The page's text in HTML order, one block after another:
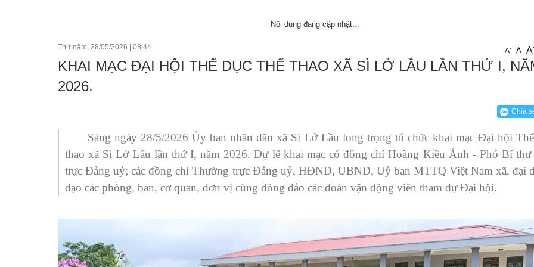
Ủy ban kiểm tra Đảng ủy
Người tốt , việc tốt
Hoạt động của Đảng ủy xã
Chuyển đổi số và bình dân học vụ số
Người tốt - việc tốt
Hoạt động của lãnh đạo
Cải cách hành chính
HĐND xã
Lịch tiếp công dân
Đất Đai
Giấy mời
Nội dung đang cập nhật...
Thứ năm, 28/05/2026 | 08:44 A- A A
KHAI MẠC ĐẠI HỘI THỂ DỤC THỂ THAO XÃ SÌ LỞ LẦU LẦN THỨ I,
2026.
Chia
Sáng ngày 28/5/2026 Ủy ban nhân dân xã Sì Lở Lầu long trọng tổ chức khai mạc Đại hội
thao xã Sì Lở Lầu lần thứ I, năm 2026. Dự lễ khai mạc có đồng chí Hoàng Kiều Ánh - Phó Bí thư
trực Đảng uỷ; các đồng chí Thường trực Đảng uỷ, HĐND, UBND, Uỷ ban MTTQ Việt Nam xã, đại
đạo các phòng, ban, cơ quan, đơn vị cùng đông đảo các đoàn vận động viên tham dự Đại hội.